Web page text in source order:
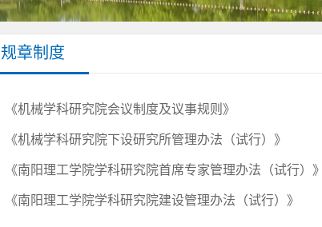
规章制度
《机械学科研究院会议制度及议事规则》
《机械学科研究院下设研究所管理办法（试行）》
《南阳理工学院学科研究院首席专家管理办法（试行）》
《南阳理工学院学科研究院建设管理办法（试行）》